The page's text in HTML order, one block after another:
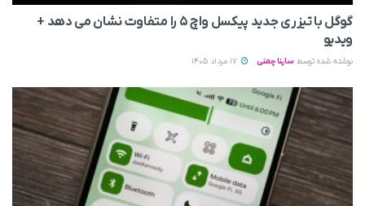
گوگل با تیزری جدید پیکسل واچ ۵ را متفاوت نشان می‌ دهد +
ویدیو
نوشته شده توسط ساینا چمنی